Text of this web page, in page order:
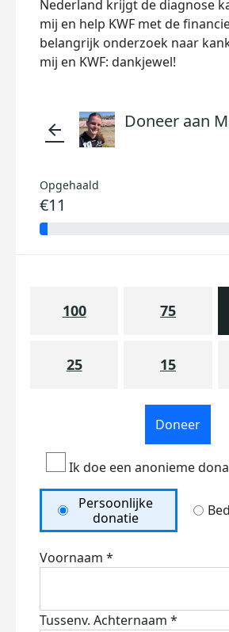
Nederland krijgt de diagnose
mij en help KWF met de
belangrijk onderzoek naar
mij en KWF: dankjewel!
arrow_back Doneer aan
Opgehaald
€11
100 75
25 15
Doneer
Ik doe een anonieme
Persoonlijke
donatie
Voornaam *
Tussenv. Achternaam *